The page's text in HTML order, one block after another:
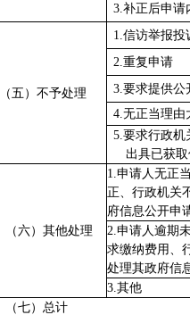
3.补正后申请
（五）不予处理
1.信访举报投
2.重复申请
3.要求提供公
4.无正当理由
5.要求行政机
出具已获
（六）其他处理
1.申请人无正
正、行政机关
府信息公开申
2.申请人逾期
求缴纳费用、
处理其政府信
3.其他
（七）总计